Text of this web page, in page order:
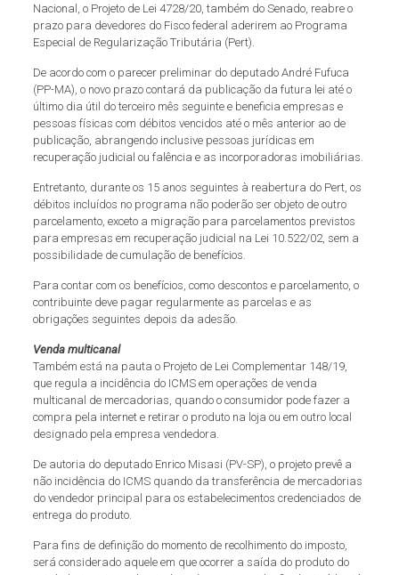
Nacional, o Projeto de Lei 4728/20, também do Senado, reabre o
prazo para devedores do Fisco federal aderirem ao Programa
Especial de Regularização Tributária (Pert).
De acordo com o parecer preliminar do deputado André Fufuca
(PP-MA), o novo prazo contará da publicação da futura lei até o
último dia útil do terceiro mês seguinte e beneficia empresas e
pessoas físicas com débitos vencidos até o mês anterior ao de
publicação, abrangendo inclusive pessoas jurídicas em
recuperação judicial ou falência e as incorporadoras imobiliárias.
Entretanto, durante os 15 anos seguintes à reabertura do Pert, os
débitos incluídos no programa não poderão ser objeto de outro
parcelamento, exceto a migração para parcelamentos previstos
para empresas em recuperação judicial na Lei 10.522/02, sem a
possibilidade de cumulação de benefícios.
Para contar com os benefícios, como descontos e parcelamento, o
contribuinte deve pagar regularmente as parcelas e as
obrigações seguintes depois da adesão.
Venda multicanal
Também está na pauta o Projeto de Lei Complementar 148/19,
que regula a incidência do ICMS em operações de venda
multicanal de mercadorias, quando o consumidor pode fazer a
compra pela internet e retirar o produto na loja ou em outro local
designado pela empresa vendedora.
De autoria do deputado Enrico Misasi (PV-SP), o projeto prevê a
não incidência do ICMS quando da transferência de mercadorias
do vendedor principal para os estabelecimentos credenciados de
entrega do produto.
Para fins de definição do momento de recolhimento do imposto,
será considerado aquele em que ocorrer a saída do produto do